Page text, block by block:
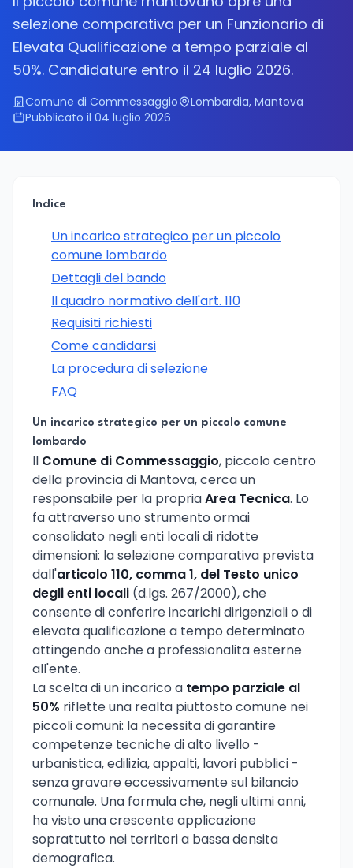
selezione comparativa per un Funzionario di
Elevata Qualificazione a tempo parziale al
50%. Candidature entro il 24 luglio 2026.
Comune di Commessaggio
Lombardia, Mantova
Pubblicato il 04 luglio 2026
Indice
Un incarico strategico per un piccolo
comune lombardo
Dettagli del bando
Il quadro normativo dell'art. 110
Requisiti richiesti
Come candidarsi
La procedura di selezione
FAQ
Un incarico strategico per un piccolo comune
lombardo
Il Comune di Commessaggio, piccolo centro
della provincia di Mantova, cerca un
responsabile per la propriaArea Tecnica. Lo
fa attraverso uno strumento ormai
consolidato negli enti locali di ridotte
dimensioni: la selezione comparativa prevista
dall'articolo 110, comma 1, del Testo unico
degli enti locali (d.lgs. 267/2000), che
consente di conferire incarichi dirigenziali o di
elevata qualificazione a tempo determinato
attingendo anche a professionalita esterne
all'ente.
La scelta di un incarico a tempo parziale al
50% riflette una realta piuttosto comune nei
piccoli comuni: la necessita di garantire
competenze tecniche di alto livello -
urbanistica, edilizia, appalti, lavori pubblici -
senza gravare eccessivamente sul bilancio
comunale. Una formula che, negli ultimi anni,
ha visto una crescente applicazione
soprattutto nei territori a bassa densita
demografica.